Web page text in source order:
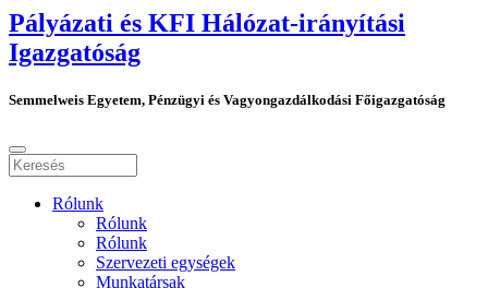
Pályázati és KFI Hálózat-irányítási
Igazgatóság
Semmelweis Egyetem, Pénzügyi és Vagyongazdálkodási Főigazgatóság
Rólunk
Rólunk
Rólunk
Szervezeti egységek
Munkatársak